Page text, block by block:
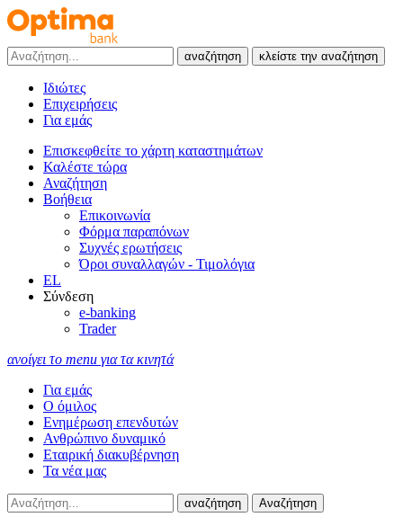
αναζήτηση κλείστε την αναζήτηση
Ιδιώτες
Επιχειρήσεις
Για εμάς
Επισκεφθείτε το χάρτη καταστημάτων
Καλέστε τώρα
Αναζήτηση
Βοήθεια
Επικοινωνία
Φόρμα παραπόνων
Συχνές ερωτήσεις
Όροι συναλλαγών - Τιμολόγια
EL
Σύνδεση
e-banking
Trader
ανοίγει το menu για τα κινητά
Για εμάς
Ο όμιλος
Ενημέρωση επενδυτών
Ανθρώπινο δυναμικό
Εταιρική διακυβέρνηση
Τα νέα μας
αναζήτηση Αναζήτηση